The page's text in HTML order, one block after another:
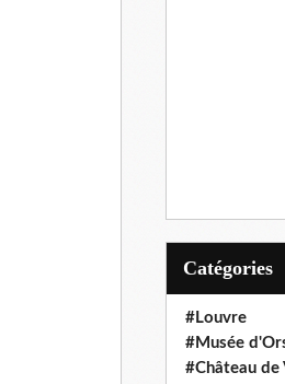
Catégories
#Louvre
#Musée
#Château de